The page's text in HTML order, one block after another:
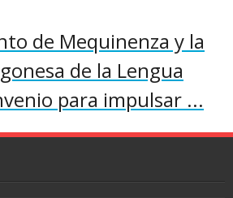
de Mequinenza y la
de la Lengua
para impulsar ...